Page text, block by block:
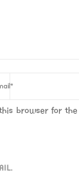
browser for